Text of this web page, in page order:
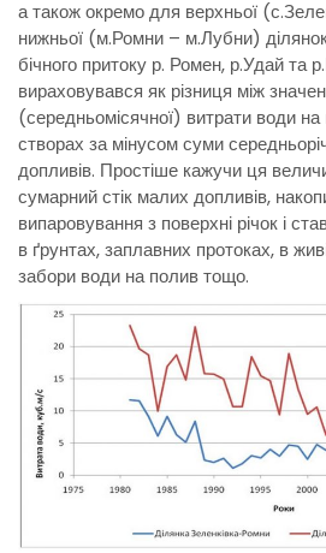
а також окремо для верхньої
нижньої (м.Ромни – м.Лубни)
бічного притоку р. Ромен, р.Удай та
вираховувався як різниця між
(середньомісячної) витрати води
створах за мінусом суми
допливів. Простіше кажучи ця
сумарний стік малих допливів,
випаровування з поверхні річок і
в ґрунтах, заплавних протоках, в
забори води на полив тощо.